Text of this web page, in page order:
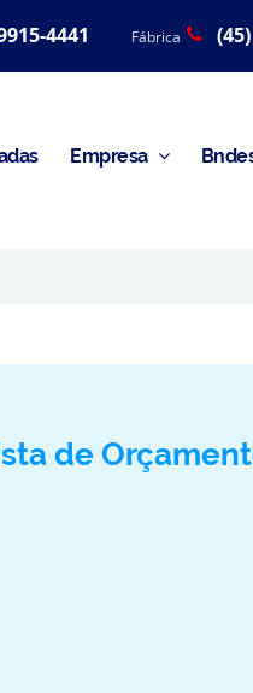
4441 Fábrica
Empresa
de